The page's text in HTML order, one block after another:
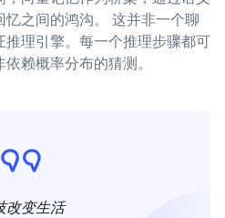
之间的鸿沟。 这并非一个聊
理引擎。每一个推理步骤都可
赖概率分布的猜测。
改变生活